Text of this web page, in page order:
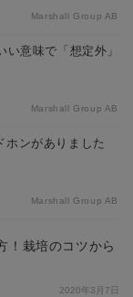
Marshall Group AB
意味で「想定外」
Marshall Group AB
ホンがありました
Marshall Group AB
！栽培のコツから
2020年3月7日